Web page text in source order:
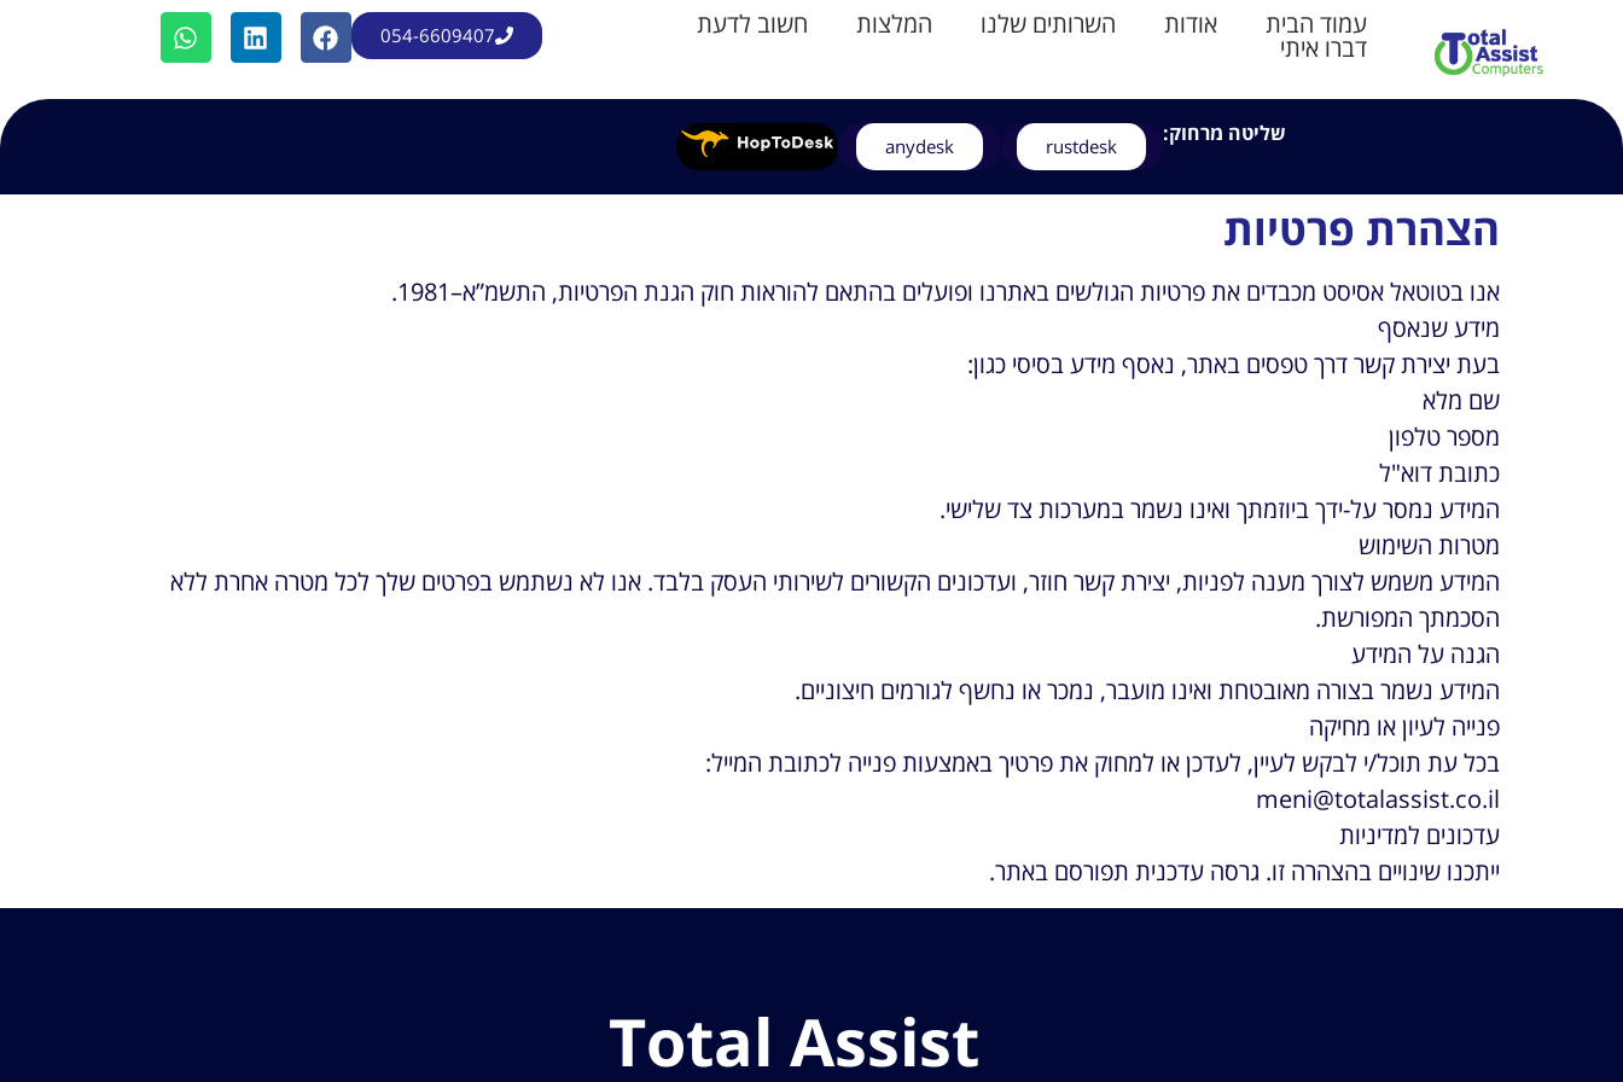
עמוד הבית אודות השרותים שלנו המלצות חשוב לדעת
דברו איתי 054-6609407
שליטה מרחוק: rustdesk
anydesk
הצהרת פרטיות
אנו בטוטאל אסיסט מכבדים את פרטיות הגולשים באתרנו ופועלים בהתאם להוראות חוק הגנת הפרטיות, התשמ”א–1981.
מידע שנאסף
בעת יצירת קשר דרך טפסים באתר, נאסף מידע בסיסי כגון:
שם מלא
מספר טלפון
כתובת דוא"ל
המידע נמסר על-ידך ביוזמתך ואינו נשמר במערכות צד שלישי.
מטרות השימוש
המידע משמש לצורך מענה לפניות, יצירת קשר חוזר, ועדכונים הקשורים לשירותי העסק בלבד. אנו לא נשתמש בפרטים שלך לכל מטרה אחרת ללא
הסכמתך המפורשת.
הגנה על המידע
המידע נשמר בצורה מאובטחת ואינו מועבר, נמכר או נחשף לגורמים חיצוניים.
פנייה לעיון או מחיקה
בכל עת תוכל/י לבקש לעיין, לעדכן או למחוק את פרטיך באמצעות פנייה לכתובת המייל:
meni@totalassist.co.il
עדכונים למדיניות
ייתכנו שינויים בהצהרה זו. גרסה עדכנית תפורסם באתר.
Total Assist